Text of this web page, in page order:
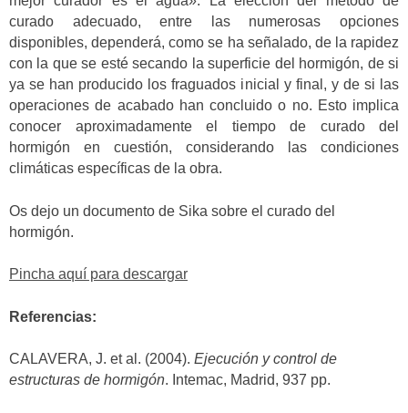
curado adecuado, entre las numerosas opciones
disponibles, dependerá, como se ha señalado, de la rapidez
con la que se esté secando la superficie del hormigón, de si
ya se han producido los fraguados inicial y final, y de si las
operaciones de acabado han concluido o no. Esto implica
conocer aproximadamente el tiempo de curado del
hormigón en cuestión, considerando las condiciones
climáticas específicas de la obra.
Os dejo un documento de Sika sobre el curado del
hormigón.
Pincha aquí para descargar
Referencias:
CALAVERA, J. et al. (2004). Ejecución y control de
estructuras de hormigón. Intemac, Madrid, 937 pp.